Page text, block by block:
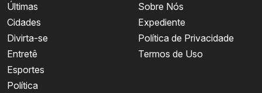
Últimas
Cidades
Divirta-se
Entretê
Esportes
Política
Sobre Nós
Expediente
Política de Privacidade
Termos de Uso